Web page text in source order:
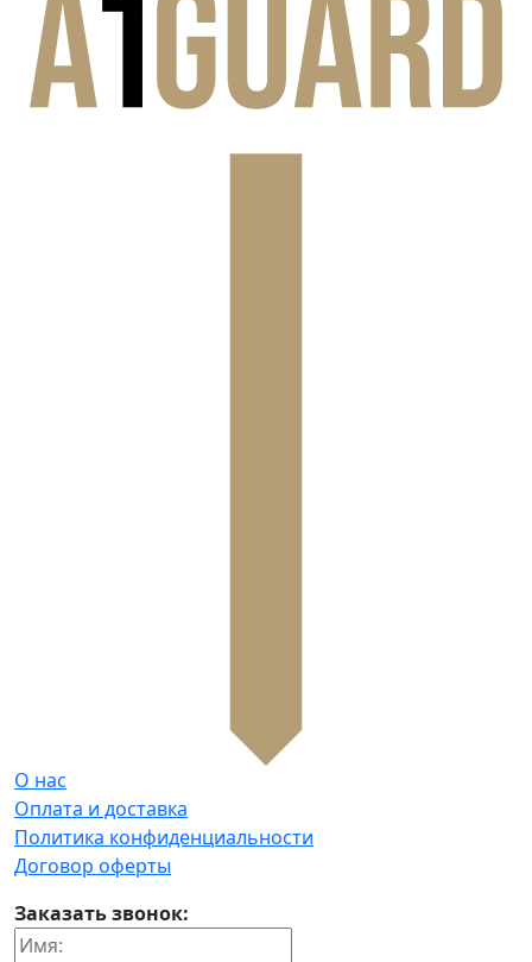
О нас
Оплата и доставка
Политика конфиденциальности
Договор оферты
Заказать звонок: